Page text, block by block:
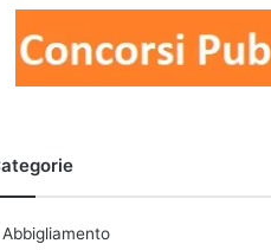
Abbigliamento